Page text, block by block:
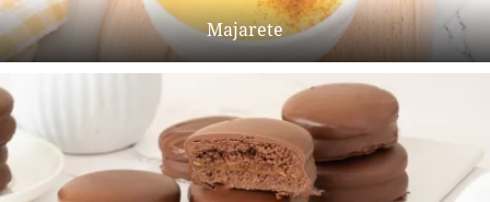
Majarete